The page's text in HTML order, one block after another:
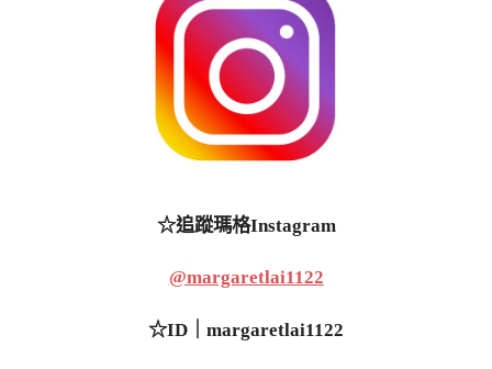
☆追蹤瑪格Instagram
@margaretlai1122
☆ID｜margaretlai1122